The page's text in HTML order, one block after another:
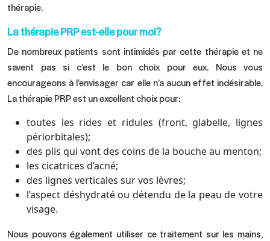
thérapie.
La thérapie PRP est-elle pour moi?
De nombreux patients sont intimidés par cette thérapie et ne
savent pas si c’est le bon choix pour eux. Nous vous
encourageons à l’envisager car elle n’a aucun effet indésirable.
La thérapie PRP est un excellent choix pour:
toutes les rides et ridules (front, glabelle, lignes
périorbitales);
des plis qui vont des coins de la bouche au menton;
les cicatrices d’acné;
des lignes verticales sur vos lèvres;
l’aspect déshydraté ou détendu de la peau de votre
visage.
Nous pouvons également utiliser ce traitement sur les mains,